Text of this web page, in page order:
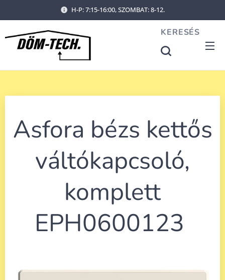
H-P: 7:15-16:00, SZOMBAT: 8-12.
KERESÉS
Asfora bézs kettős
váltókapcsoló,
komplett
EPH0600123